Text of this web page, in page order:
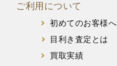
ご利用について
初めてのお客様へ
目利き査定とは
買取実績